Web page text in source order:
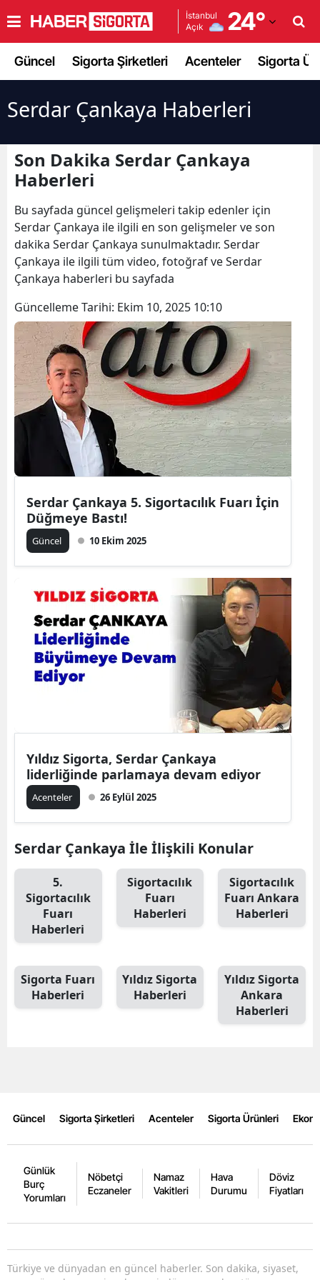
İstanbul
Açık
24°
Adana
Afyonkarahisar
Amasya
Antalya
Artvin
Balıkesir
Bilecik
Bingöl
Bitlis
Bolu
Burdur
Bursa
Çanakkale
Çorum
Denizli
Diyarbakır
Edirne
Elazığ
Erzincan
Eskişehir
Hakkari
Mersin
İstanbul
Kayseri
Kırşehir
Kütahya
Güncel Sigorta Şirketleri Acenteler Sigorta
Serdar Çankaya Haberleri
Son Dakika Serdar Çankaya
Haberleri
Bu sayfada güncel gelişmeleri takip edenler için
Serdar Çankaya ile ilgili en son gelişmeler ve son
dakika Serdar Çankaya sunulmaktadır. Serdar
Çankaya ile ilgili tüm video, fotoğraf ve Serdar
Çankaya haberleri bu sayfada
Güncelleme Tarihi: Ekim 10, 2025 10:10
Serdar Çankaya 5. Sigortacılık Fuarı İçin
Düğmeye Bastı!
Güncel 10 Ekim 2025
Yıldız Sigorta, Serdar Çankaya
liderliğinde parlamaya devam ediyor
Acenteler 26 Eylül 2025
Serdar Çankaya İle İlişkili Konular
5.
Sigortacılık
Fuarı
Haberleri
Sigortacılık
Fuarı
Haberleri
Sigortacılık
Fuarı Ankara
Haberleri
Sigorta Fuarı
Haberleri
Yıldız Sigorta
Haberleri
Yıldız Sigorta
Ankara
Haberleri
Güncel Sigorta Şirketleri Acenteler Sigorta Ürünleri
Günlük
Burç
Yorumları
Nöbetçi
Eczaneler
Namaz
Vakitleri
Hava
Durumu
Döviz
Fiyatları
Türkiye ve dünyadan en güncel haberler. Son dakika, siyaset,